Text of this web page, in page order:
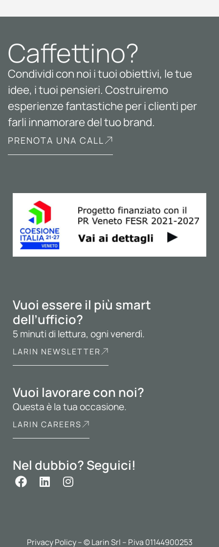
Caffettino?
Condividi con noi i tuoi obiettivi, le tue
idee, i tuoi pensieri. Costruiremo
esperienze fantastiche per i clienti per
farli innamorare del tuo brand.
PRENOTA UNA CALL
Vuoi essere il più smart
dell’ufficio?
5 minuti di lettura, ogni venerdì.
LARIN NEWSLETTER
Vuoi lavorare con noi?
Questa è la tua occasione.
LARIN CAREERS
Nel dubbio? Seguici!
Privacy Policy– © Larin Srl – P.iva 01144900253